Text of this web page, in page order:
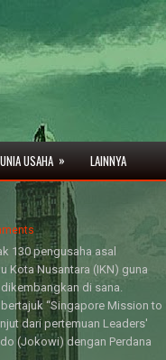
USAHA » LAINNYA
130 pengusaha asal
Kota Nusantara (IKN) guna
di sana.
“Singapore Mission to
dari pertemuan Leaders'
(Jokowi) dengan Perdana